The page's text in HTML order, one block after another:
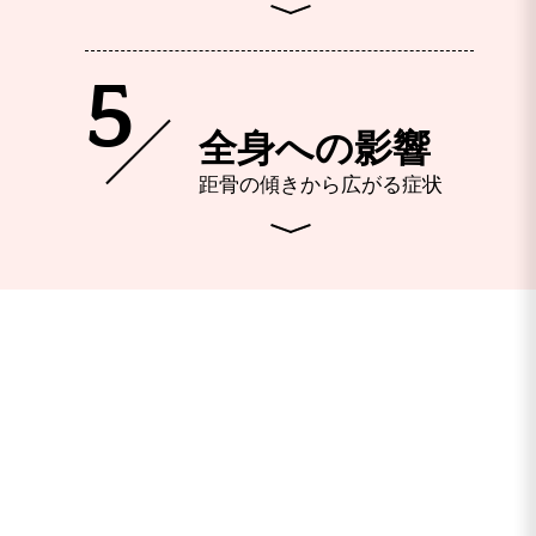
全身への影響
距骨の傾きから広がる症状
5